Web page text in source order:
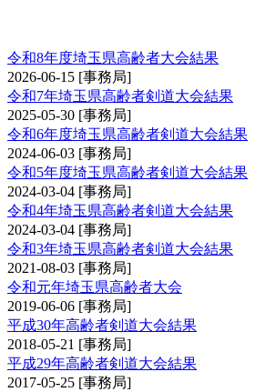
令和8年度埼玉県高齢者大会結果
2026-06-15 [事務局]
令和7年埼玉県高齢者剣道大会結果
2025-05-30 [事務局]
令和6年度埼玉県高齢者剣道大会結果
2024-06-03 [事務局]
令和5年度埼玉県高齢者剣道大会結果
2024-03-04 [事務局]
令和4年埼玉県高齢者剣道大会結果
2024-03-04 [事務局]
令和3年埼玉県高齢者剣道大会結果
2021-08-03 [事務局]
令和元年埼玉県高齢者大会
2019-06-06 [事務局]
平成30年高齢者剣道大会結果
2018-05-21 [事務局]
平成29年高齢者剣道大会結果
2017-05-25 [事務局]